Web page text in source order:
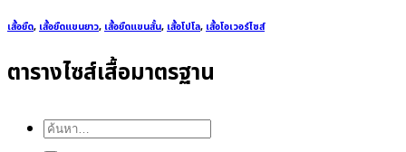
ค้นหา:
เสื้อยืด, เสื้อยืดแขนยาว, เสื้อยืดแขนสั้น, เสื้อโปโล, เสื้อโอเวอร์ไซส์
ตารางไซส์เสื้อมาตรฐาน